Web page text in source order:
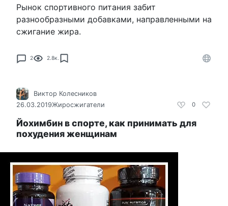
Рынок спортивного питания забит
разнообразными добавками, направленными на
сжигание жира.
2 2.8к.
0
Виктор Колесников
26.03.2019Жиросжигатели
Йохимбин в спорте, как принимать для
похудения женщинам